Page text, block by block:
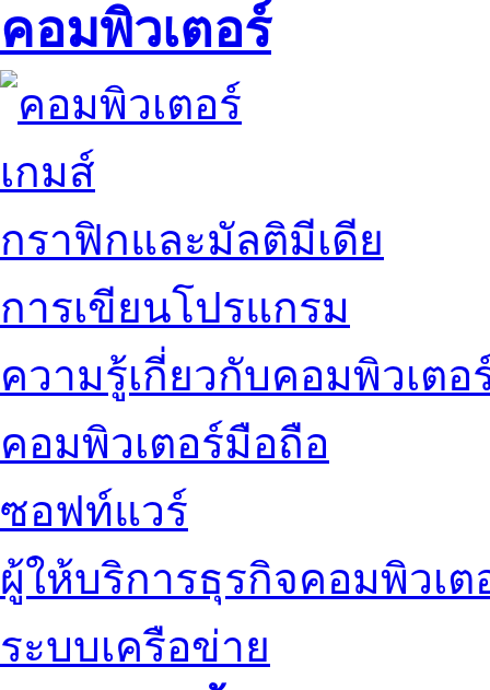
คอมพิวเตอร์
เกมส์
กราฟิกและมัลติมีเดีย
การเขียนโปรแกรม
ความรู้เกี่ยวกับคอมพิวเตอ
คอมพิวเตอร์มือถือ
ซอฟท์แวร์
ผู้ให้บริการธุรกิจคอมพิวเต
ระบบเครือข่าย